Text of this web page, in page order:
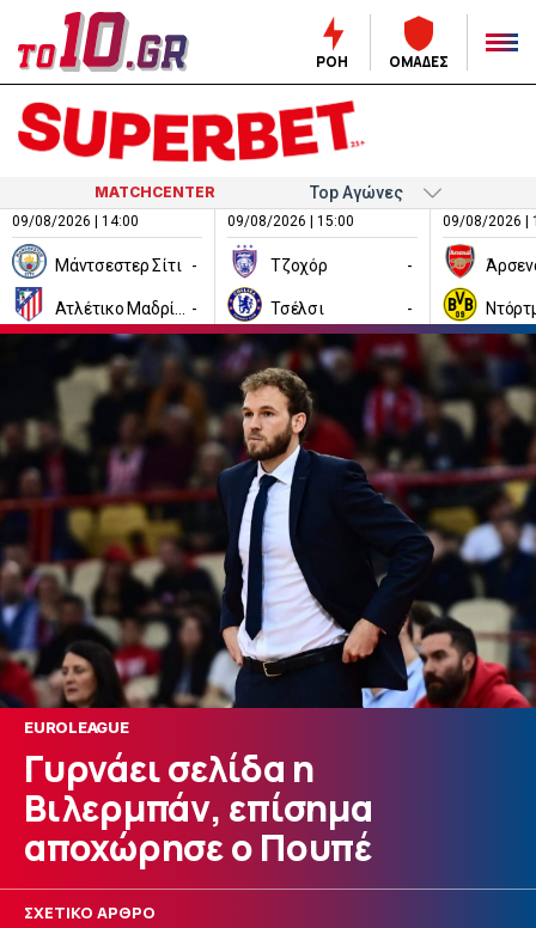
ΡΟΗ ΟΜΑΔΕΣ
MATCHCENTER
09/08/2026 | 14:00
Μάντσεστερ Σίτι -
-
09/08/2026 | 15:00
Τζοχόρ -
Τσέλσι -
09/08/2026 |
EUROLEAGUE
Γυρνάει σελίδα η
Βιλερμπάν, επίσημα
αποχώρησε ο Πουπέ
ΣΧΕΤΙΚΟ ΑΡΘΡΟ